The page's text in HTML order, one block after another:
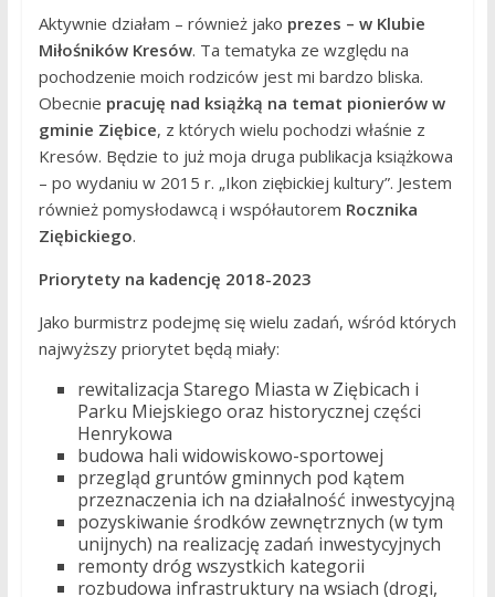
Aktywnie działam – również jako prezes – w Klubie
Miłośników Kresów. Ta tematyka ze względu na
pochodzenie moich rodziców jest mi bardzo bliska.
Obecnie pracuję nad książką na temat pionierów w
gminie Ziębice, z których wielu pochodzi właśnie z
Kresów. Będzie to już moja druga publikacja książkowa
– po wydaniu w 2015 r. „Ikon ziębickiej kultury”. Jestem
również pomysłodawcą i współautorem Rocznika
Ziębickiego.
Priorytety na kadencję 2018-2023
Jako burmistrz podejmę się wielu zadań, wśród których
najwyższy priorytet będą miały:
rewitalizacja Starego Miasta w Ziębicach i
Parku Miejskiego oraz historycznej części
Henrykowa
budowa hali widowiskowo-sportowej
przegląd gruntów gminnych pod kątem
przeznaczenia ich na działalność inwestycyjną
pozyskiwanie środków zewnętrznych (w tym
unijnych) na realizację zadań inwestycyjnych
remonty dróg wszystkich kategorii
rozbudowa infrastruktury na wsiach (drogi,